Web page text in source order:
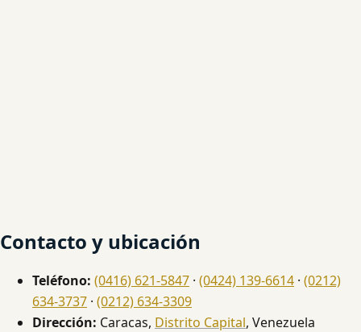
Contacto y ubicación
Teléfono: (0416) 621-5847 · (0424) 139-6614 · (0212)
634-3737 · (0212) 634-3309
Dirección: Caracas, Distrito Capital, Venezuela